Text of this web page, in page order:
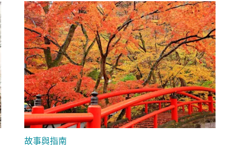
故事與指南